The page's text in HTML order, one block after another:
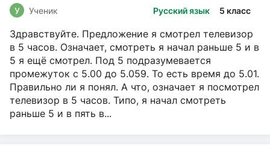
Русский язык 5 класс
У Ученик
Здравствуйте. Предложение я смотрел телевизор
в 5 часов. Означает, смотреть я начал раньше 5 и в
5 я ещё смотрел. Под 5 подразумевается
промежуток с 5.00 до 5.059. То есть время до 5.01.
Правильно ли я понял. А что, означает я посмотрел
телевизор в 5 часов. Типо, я начал смотреть
раньше 5 и в пять в...